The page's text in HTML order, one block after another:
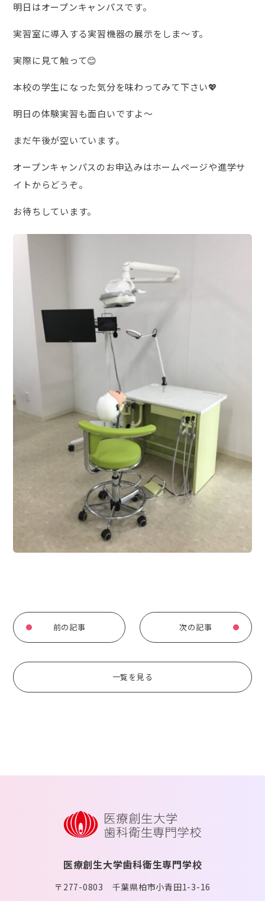
明日はオープンキャンパスです。
実習室に導入する実習機器の展示をしま～す。
実際に見て触って😊
本校の学生になった気分を味わってみて下さい💖
明日の体験実習も面白いですよ～
まだ午後が空いています。
オープンキャンパスのお申込みはホームページや進学サ
イトからどうぞ。
お待ちしています。
前の記事
一覧を見る
次の記事
医療創生大学歯科衛生専門学校
〒277-0803 千葉県柏市小青田1-3-16